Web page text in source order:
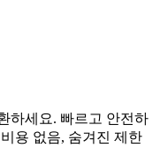
하세요. 빠르고 안전하
용 없음, 숨겨진 제한